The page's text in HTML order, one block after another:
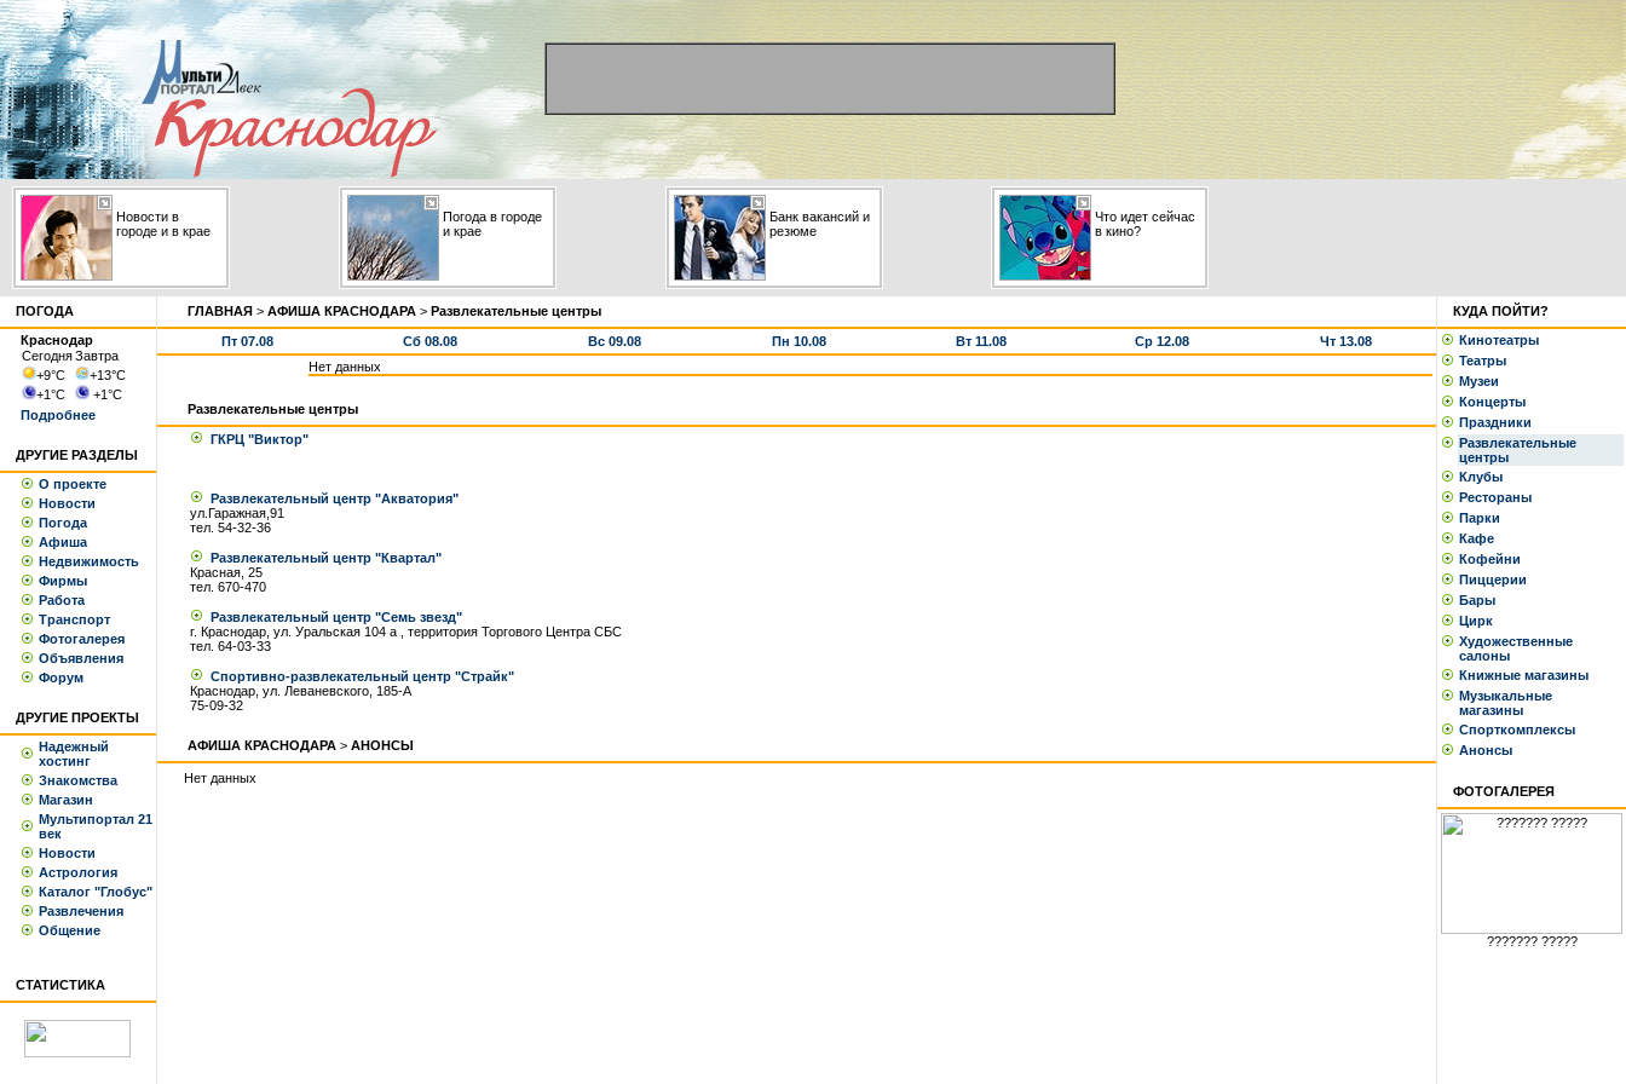
Новости в
городе и в крае
Погода в городе
и крае
Банк вакансий и
резюме
Что идет сейчас
в кино?
ПОГОДА
Краснодар
СегодняЗавтра
+9°С +13°С
+1°С +1°С
Подробнее
ДРУГИЕ РАЗДЕЛЫ
О проекте
Новости
Погода
Афиша
Недвижимость
Фирмы
Работа
Транспорт
Фотогалерея
Объявления
Форум
ДРУГИЕ ПРОЕКТЫ
Надежный
хостинг
Знакомства
Магазин
Мультипортал 21
век
Новости
Астрология
Каталог "Глобус"
Развлечения
Общение
СТАТИСТИКА
ГЛАВНАЯ > АФИША КРАСНОДАРА > Развлекательные центры
Пт 07.08 Сб 08.08 Вс 09.08 Пн 10.08 Вт 11.08 Ср 12.08
Чт 13.08
Нет данных
Развлекательные центры
ГКРЦ "Виктор"
Развлекательный центр "Акватория"
ул.Гаражная,91
тел. 54-32-36
Развлекательный центр "Квартал"
Красная, 25
тел. 670-470
Развлекательный центр "Семь звезд"
г. Краснодар, ул. Уральская 104 а , территория Торгового Центра СБС
тел. 64-03-33
Спортивно-развлекательный центр "Страйк"
Краснодар, ул. Леваневского, 185-А
75-09-32
АФИША КРАСНОДАРА > АНОНСЫ
Нет данных
КУДА ПОЙТИ?
Кинотеатры
Театры
Музеи
Концерты
Праздники
Развлекательные
центры
Клубы
Рестораны
Парки
Кафе
Кофейни
Пиццерии
Бары
Цирк
Художественные
салоны
Книжные магазины
Музыкальные
магазины
Спорткомплексы
Анонсы
ФОТОГАЛЕРЕЯ
??????? ?????